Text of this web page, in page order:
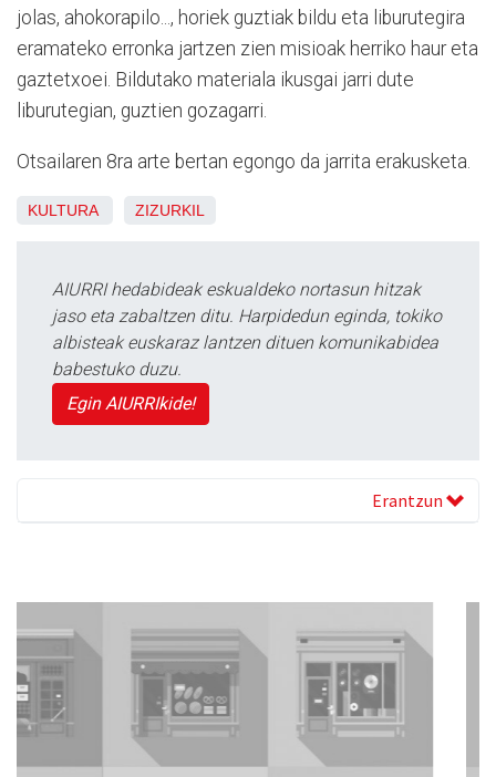
jolas, ahokorapilo..., horiek guztiak bildu eta liburutegira
eramateko erronka jartzen zien misioak herriko haur eta
gaztetxoei. Bildutako materiala ikusgai jarri dute
liburutegian, guztien gozagarri.
Otsailaren 8ra arte bertan egongo da jarrita erakusketa.
KULTURA ZIZURKIL
AIURRI hedabideak eskualdeko nortasun hitzak
jaso eta zabaltzen ditu. Harpidedun eginda, tokiko
albisteak euskaraz lantzen dituen komunikabidea
babestuko duzu.
Egin AIURRIkide!
Erantzun